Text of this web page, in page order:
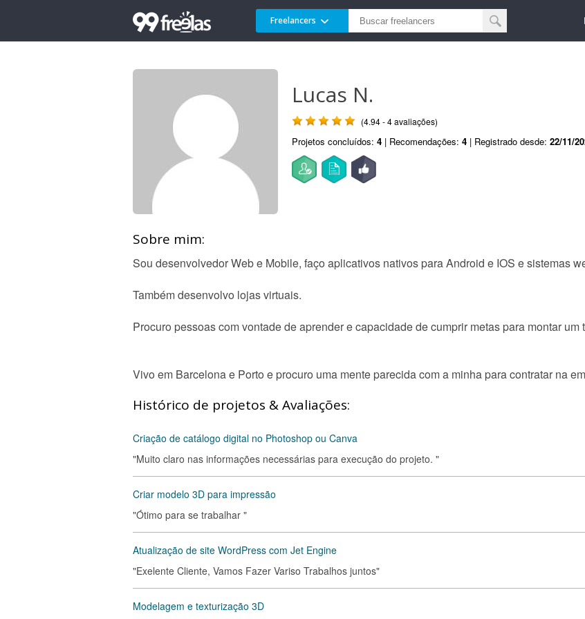
Freelancers
Lucas N.
(4.94 - 4 avaliações)
Projetos concluídos: 4 | Recomendações: 4 | Registrado desde: 22/11/
Sobre mim:
Sou desenvolvedor Web e Mobile, faço aplicativos nativos para Android e IOS e sistemas
Também desenvolvo lojas virtuais.
Procuro pessoas com vontade de aprender e capacidade de cumprir metas para montar um
Vivo em Barcelona e Porto e procuro uma mente parecida com a minha para contratar na
Histórico de projetos & Avaliações:
Criação de catálogo digital no Photoshop ou Canva
"Muito claro nas informações necessárias para execução do projeto. "
Criar modelo 3D para impressão
"Ótimo para se trabalhar "
Atualização de site WordPress com Jet Engine
"Exelente Cliente, Vamos Fazer Variso Trabalhos juntos"
Modelagem e texturização 3D